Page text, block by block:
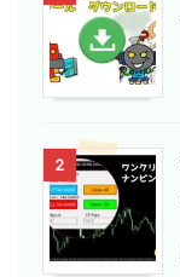
2